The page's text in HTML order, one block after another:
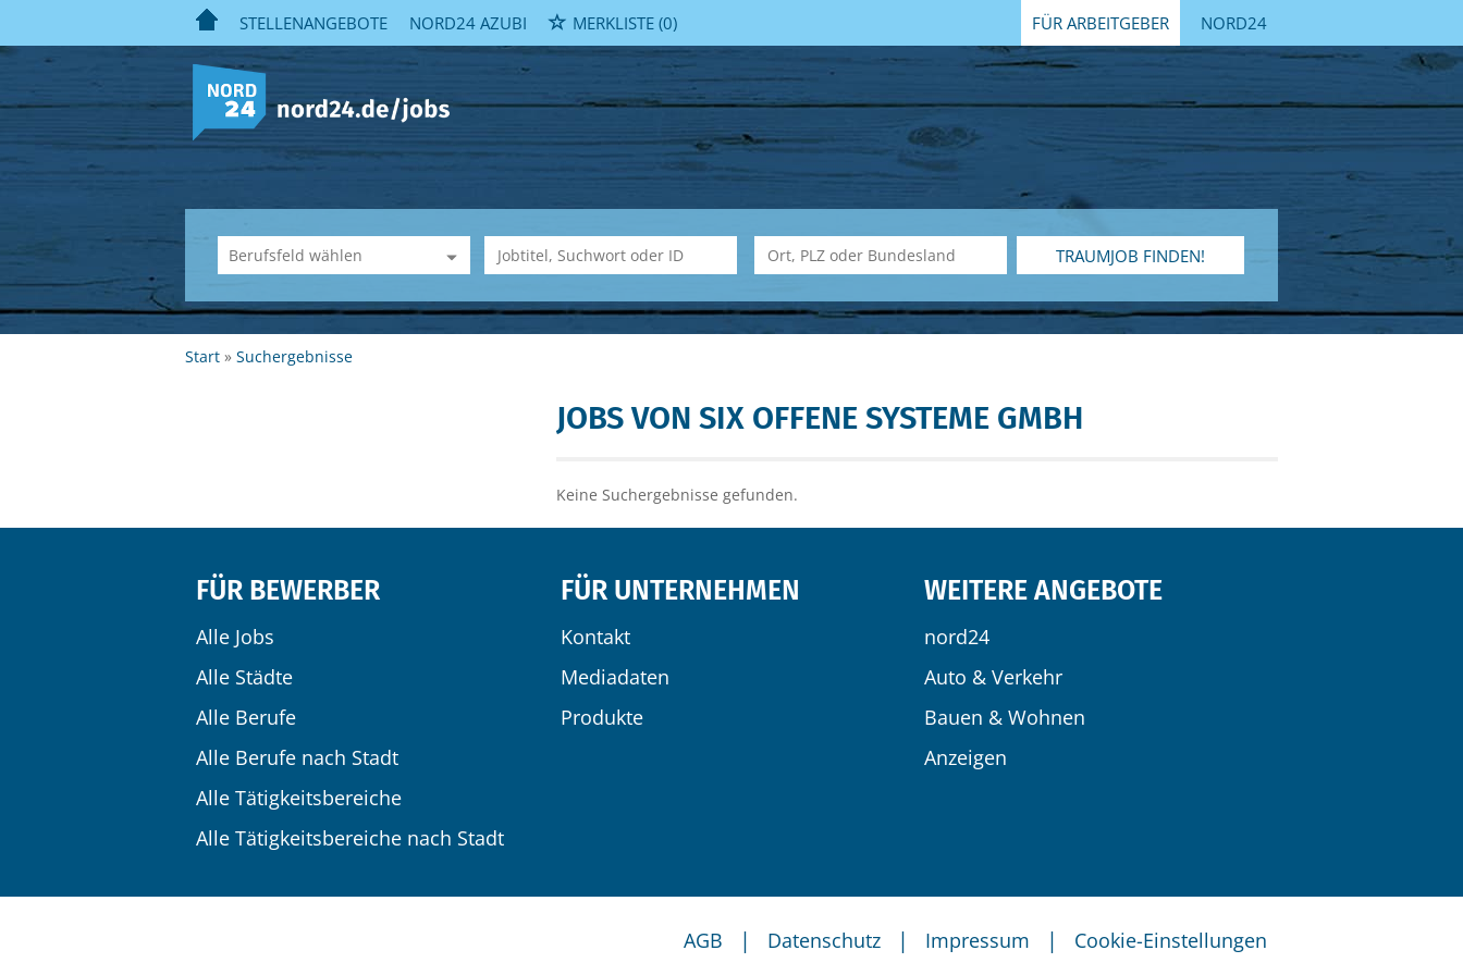
STELLENANGEBOTE NORD24 AZUBI MERKLISTE (0) FÜR ARBEITGEBER NORD24
TRAUMJOB FINDEN!
Start Suchergebnisse
JOBS VON SIX OFFENE SYSTEME GMBH
Keine Suchergebnisse gefunden.
FÜR BEWERBER
Alle Jobs
Alle Städte
Alle Berufe
Alle Berufe nach Stadt
Alle Tätigkeitsbereiche
Alle Tätigkeitsbereiche nach Stadt
FÜR UNTERNEHMEN
Kontakt
Mediadaten
Produkte
WEITERE ANGEBOTE
nord24
Auto & Verkehr
Bauen & Wohnen
Anzeigen
AGB | Datenschutz | Impressum | Cookie-Einstellungen